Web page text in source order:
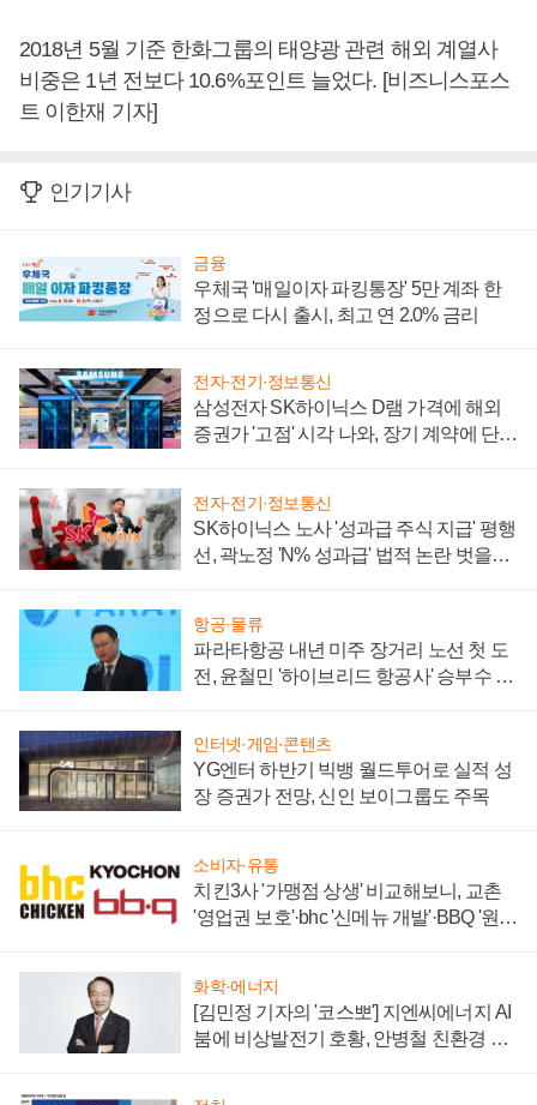
2018년 5월 기준 한화그룹의 태양광 관련 해외 계열사
비중은 1년 전보다 10.6%포인트 늘었다. [비즈니스포스
트 이한재 기자]
인기기사
금융
우체국 '매일이자 파킹통장' 5만 계좌 한
정으로 다시 출시, 최고 연 2.0% 금리
전자·전기·정보통신
삼성전자 SK하이닉스 D램 가격에 해외
증권가 '고점' 시각 나와, 장기 계약에 단점
전자·전기·정보통신
SK하이닉스 노사 '성과급 주식 지급' 평행
선, 곽노정 'N% 성과급' 법적 논란 벗을지
항공·물류
파라타항공 내년 미주 장거리 노선 첫 도
전, 윤철민 '하이브리드 항공사' 승부수 통
인터넷·게임·콘텐츠
YG엔터 하반기 빅뱅 월드투어로 실적 성
장 증권가 전망, 신인 보이그룹도 주목
소비자·유통
치킨3사 '가맹점 상생' 비교해보니, 교촌
'영업권 보호'·bhc '신메뉴 개발'·BBQ '원가
화학·에너지
[김민정 기자의 '코스뽀'] 지엔씨에너지 AI
붐에 비상발전기 호황, 안병철 친환경 에